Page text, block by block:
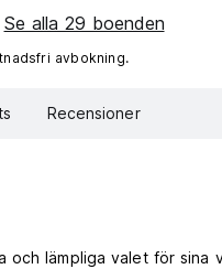
Se alla 29 boenden
avbokning.
Recensioner
lämpliga valet för sina